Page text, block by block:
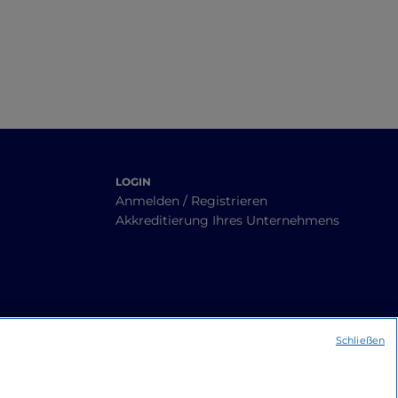
LOGIN
Anmelden / Registrieren
Akkreditierung Ihres Unternehmens
Schließen